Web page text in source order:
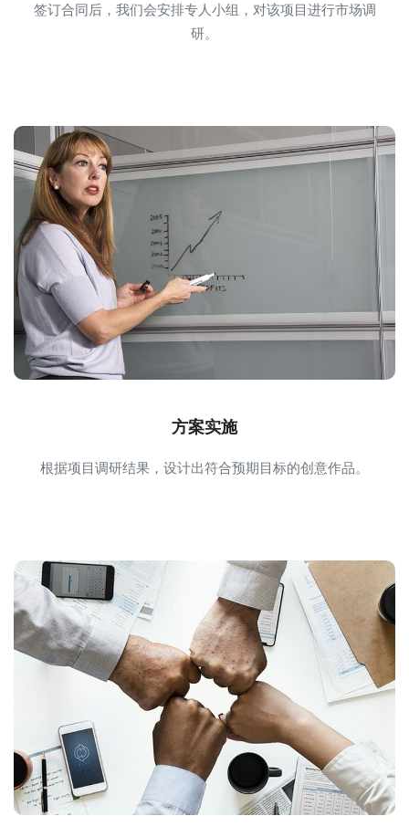
签订合同后，我们会安排专人小组，对该项目进行市场调
研。
方案实施
根据项目调研结果，设计出符合预期目标的创意作品。